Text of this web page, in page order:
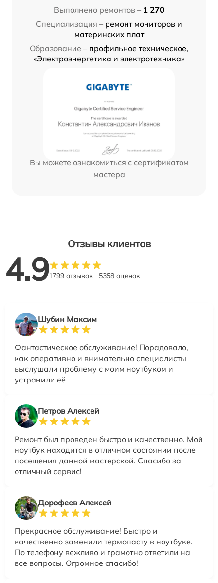
Выполнено ремонтов – 1 270
Специализация – ремонт мониторов и
материнских плат
Образование – профильное техническое,
«Электроэнергетика и электротехника»
Вы можете ознакомиться с сертификатом
мастера
Отзывы клиентов
4.91799 отзывов 5358 оценок
Шубин Максим
Фантастическое обслуживание! Порадовало,
как оперативно и внимательно специалисты
выслушали проблему с моим ноутбуком и
устранили её.
Петров Алексей
Ремонт был проведен быстро и качественно. Мой
ноутбук находится в отличном состоянии после
посещения данной мастерской. Спасибо за
отличный сервис!
Дорофеев Алексей
Прекрасное обслуживание! Быстро и
качественно заменили термопасту в ноутбуке.
По телефону вежливо и грамотно ответили на
все вопросы. Огромное спасибо!